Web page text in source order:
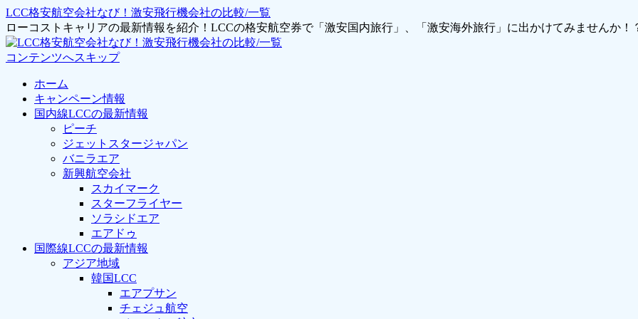
LCC格安航空会社なび！激安飛行機会社の比較/一覧
ローコストキャリアの最新情報を紹介！LCCの格安航空券で「激安国内旅行」、「激安海外旅行」に出かけてみませんか！
コンテンツへスキップ
ホーム
キャンペーン情報
国内線LCCの最新情報
ピーチ
ジェットスタージャパン
バニラエア
新興航空会社
スカイマーク
スターフライヤー
ソラシドエア
エアドゥ
国際線LCCの最新情報
アジア地域
韓国LCC
エアプサン
チェジュ航空